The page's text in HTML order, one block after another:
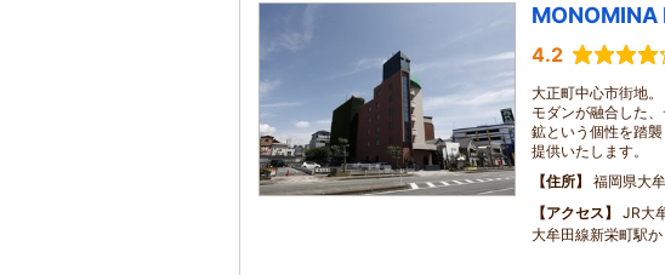
MONOMINA
4.2
大正町中心市街地
モダンが融合した
鉱という個性を踏
提供いたします。
住所
福岡県大
アクセス
JR大
大牟田線新栄町駅か